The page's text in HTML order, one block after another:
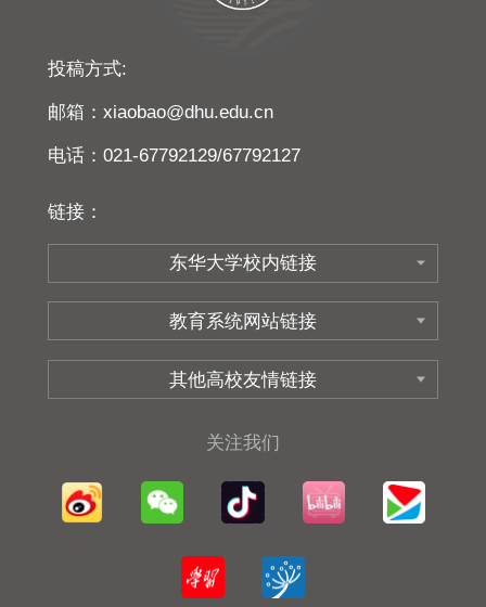
投稿方式:
邮箱：xiaobao@dhu.edu.cn
电话：021-67792129/67792127
链接：
关注我们